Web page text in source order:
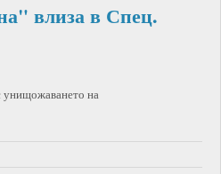
влиза в Спец.
унищожаването на